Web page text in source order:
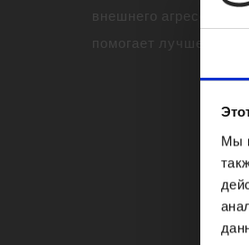
Мы
внешнего
помогает лучше